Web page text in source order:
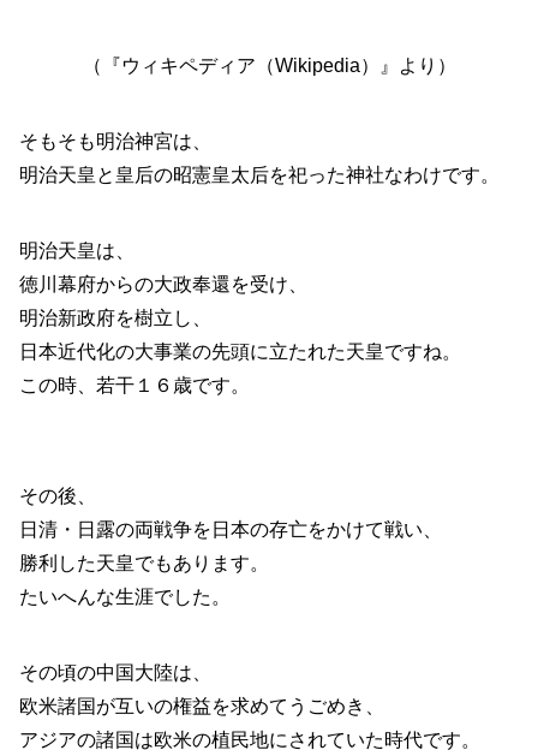
（『ウィキペディア（Wikipedia）』より）
そもそも明治神宮は、
明治天皇と皇后の昭憲皇太后を祀った神社なわけです。
明治天皇は、
徳川幕府からの大政奉還を受け、
明治新政府を樹立し、
日本近代化の大事業の先頭に立たれた天皇ですね。
この時、若干１６歳です。
その後、
日清・日露の両戦争を日本の存亡をかけて戦い、
勝利した天皇でもあります。
たいへんな生涯でした。
その頃の中国大陸は、
欧米諸国が互いの権益を求めてうごめき、
アジアの諸国は欧米の植民地にされていた時代です。